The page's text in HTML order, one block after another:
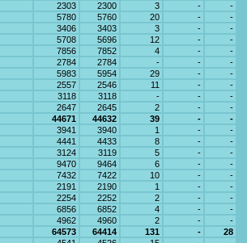
2303 2300 3 -
-
5780 5760 20 -
-
3406 3403 3 -
-
5708 5696 12 -
-
7856 7852 4 -
-
2784 2784 - -
-
5983 5954 29 -
-
2557 2546 11 -
-
3118 3118 - -
-
2647 2645 2 -
-
44671 44632 39 -
-
3941 3940 1 -
-
4441 4433 8 -
-
3124 3119 5 -
-
9470 9464 6 -
-
7432 7422 10 -
-
2191 2190 1 -
-
2254 2252 2 -
-
6856 6852 4 -
-
4962 4960 2 -
-
64573 64414 131 -
28